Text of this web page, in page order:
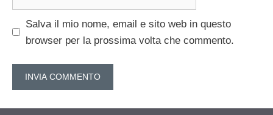
Salva il mio nome, email e sito web in questo
browser per la prossima volta che commento.